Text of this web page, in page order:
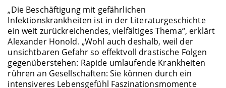
„Die Beschäftigung mit gefährlichen
Infektionskrankheiten ist in der Literaturgeschichte
ein weit zurückreichendes, vielfältiges Thema“, erklärt
Alexander Honold. „Wohl auch deshalb, weil der
unsichtbaren Gefahr so effektvoll drastische Folgen
gegenüberstehen: Rapide umlaufende Krankheiten
rühren an Gesellschaften: Sie können durch ein
intensiveres Lebensgefühl Faszinationsmomente